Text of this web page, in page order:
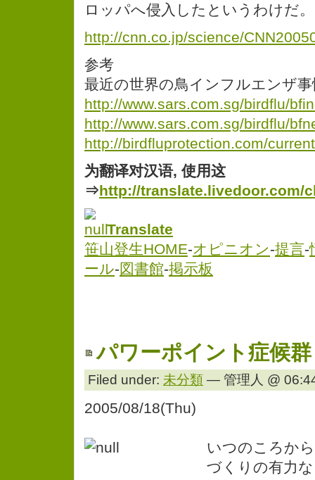
ロッパへ侵入したというわけだ。
http://cnn.co.jp/science/
参考
最近の世界の鳥インフルエンザ
http://www.sars.com.sg/birdflu/
http://www.sars.com.sg/birdflu/
http://birdfluprotection.com/
为翻译对汉语, 使用这
⇒http://translate.livedoor.com/
Translate
笹山登生HOME-オピニオン-提言-
ール-図書館-掲示板
パワーポイント症候群
Filed under: 未分類 — 管理人 @
2005/08/18(Thu)
いつのころか
づくりの有力